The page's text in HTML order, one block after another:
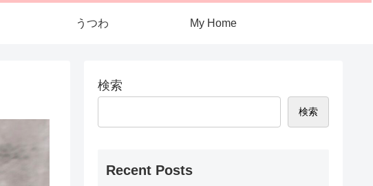
うつわ My Home
検索
検索
Recent Posts